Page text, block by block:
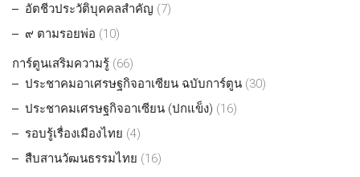
อัตชีวประวัติบุคคลสำคัญ (7)
๙ ตามรอยพ่อ (10)
การ์ตูนเสริมความรู้ (66)
ประชาคมอาเศรษฐกิจอาเซียน ฉบับการ์ตูน (30)
ประชาคมเศรษฐกิจอาเซียน (ปกแข็ง) (16)
รอบรู้เรื่องเมืองไทย (4)
สืบสานวัฒนธรรมไทย (16)